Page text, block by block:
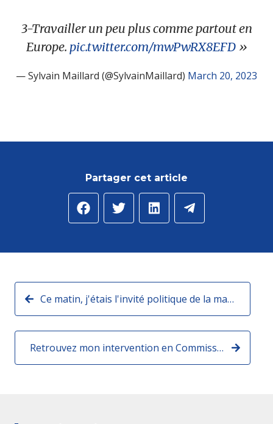
3-Travailler un peu plus comme partout en
Europe. pic.twitter.com/mwPwRX8EFD
— Sylvain Maillard (@SylvainMaillard) March 20, 2023
Partager cet article
Ce matin, j'étais l'invité politique de la matinale sur France Info TV, retrouvez deux extraits de mon interview :
Retrouvez mon intervention en Commission des affaires étrangères à l'Assemblée nationale :